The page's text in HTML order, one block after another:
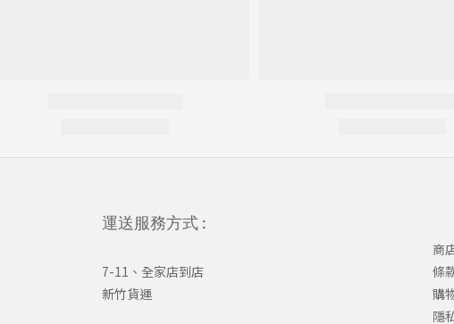
運送服務方式 :
7-11、全家店到店
新竹貨運
商
條
購
隱